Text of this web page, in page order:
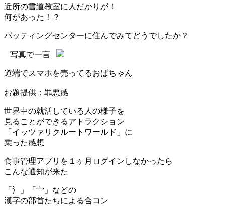
近所の書道教室に人だかりが！
何があった！？
バッティングセンターに住んでみてどうでしたか？
写真で一言
道端でスマホを売ってるおばちゃん
お題提供：罪悪感
世界中の就活している人の様子を
見ることができるアトラクション
「イッツァリクルートワールド」に
乗った感想
食事管理アプリを１ヶ月ログインしなかったら
こんな通知が来た
「氵」「宀」などの
漢字の部首たちによる合コン